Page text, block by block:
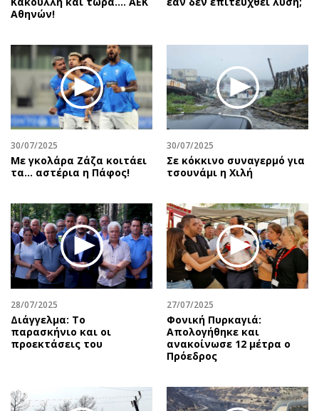
Αθηνών!
30/07/2025
Με γκολάρα Ζάζα κοιτάει
τα... αστέρια η Πάφος!
30/07/2025
Σε κόκκινο συναγερμό για
τσουνάμι η Χιλή
28/07/2025
Διάγγελμα: Το
παρασκήνιο και οι
προεκτάσεις του
27/07/2025
Φονική Πυρκαγιά:
Απολογήθηκε και
ανακοίνωσε 12 μέτρα ο
Πρόεδρος